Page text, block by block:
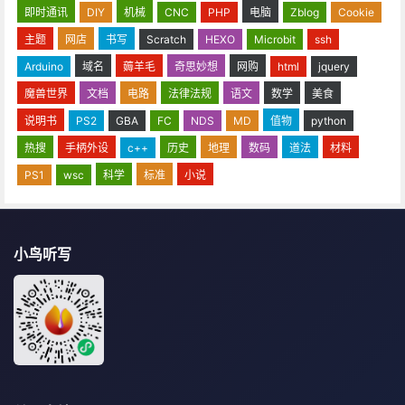
即时通讯 DIY 机械 CNC PHP 电脑 Zblog
Cookie
主题
网店 书写 Scratch HEXO Microbit
ssh
Arduino
域名 薅羊毛 奇思妙想 网购 html
jquery
魔兽世界
文档 电路 法律法规 语文 数学
美食
说明书
PS2 GBA FC NDS MD 值物
python
热搜
手柄外设 c++ 历史 地理 数码 道法
材料
PS1
wsc 科学 标准 小说
小鸟听写